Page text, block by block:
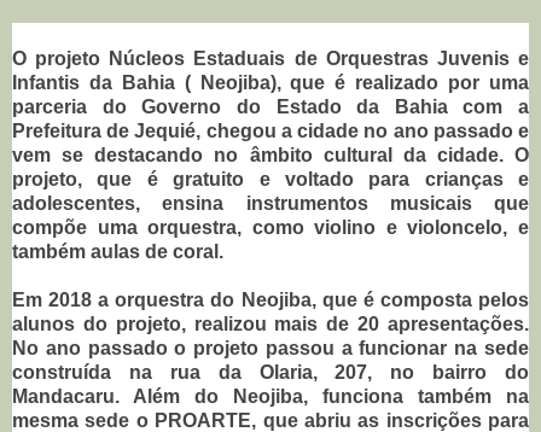
O projeto Núcleos Estaduais de Orquestras Juvenis e
Infantis da Bahia ( Neojiba), que é realizado por uma
parceria do Governo do Estado da Bahia com a
Prefeitura de Jequié, chegou a cidade no ano passado e
vem se destacando no âmbito cultural da cidade. O
projeto, que é gratuito e voltado para crianças e
adolescentes, ensina instrumentos musicais que
compõe uma orquestra, como violino e violoncelo, e
também aulas de coral.
Em 2018 a orquestra do Neojiba, que é composta pelos
alunos do projeto, realizou mais de 20 apresentações.
No ano passado o projeto passou a funcionar na sede
construída na rua da Olaria, 207, no bairro do
Mandacaru. Além do Neojiba, funciona também na
mesma sede o PROARTE, que abriu as inscrições para